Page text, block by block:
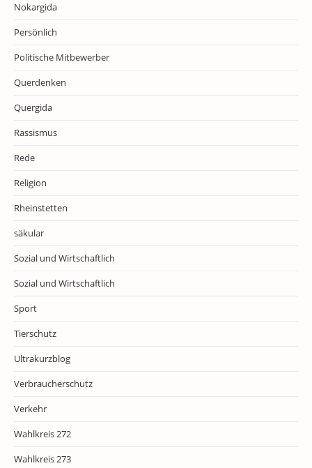
Nokargida
Persönlich
Politische Mitbewerber
Querdenken
Quergida
Rassismus
Rede
Religion
Rheinstetten
säkular
Sozial und Wirtschaftlich
Sozial und Wirtschaftlich
Sport
Tierschutz
Ultrakurzblog
Verbraucherschutz
Verkehr
Wahlkreis 272
Wahlkreis 273